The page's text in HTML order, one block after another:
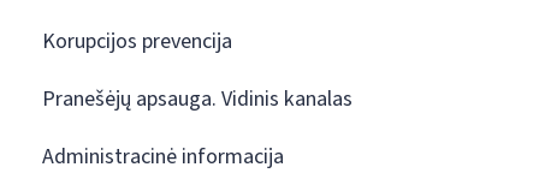
Korupcijos prevencija
Pranešėjų apsauga. Vidinis kanalas
Administracinė informacija